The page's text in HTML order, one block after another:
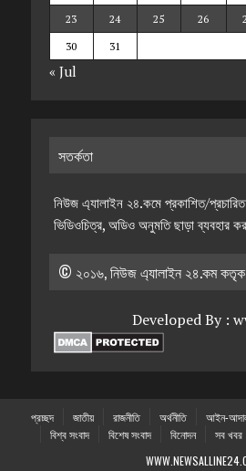
23
24 25 26
30
31
« Jul
সতর্কতা
নিউজ এ্যালাইন ২৪.কমে প্রকাশিত/
ভিডিওচিত্র, অডিও অনুমতি ছাড়া ব্যবহার
© ২০১৬, নিউজ এ্যালাইন ২৪.কম কতৃক
Developed By :
প্রচ্ছদ জাতীয় রাজনীতি অর্থনীতি আইন-
বিশ্ব সংবাদ
বিশেষ সংবাদ বিনোদন সব খবর